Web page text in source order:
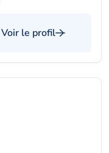
Voir le profil